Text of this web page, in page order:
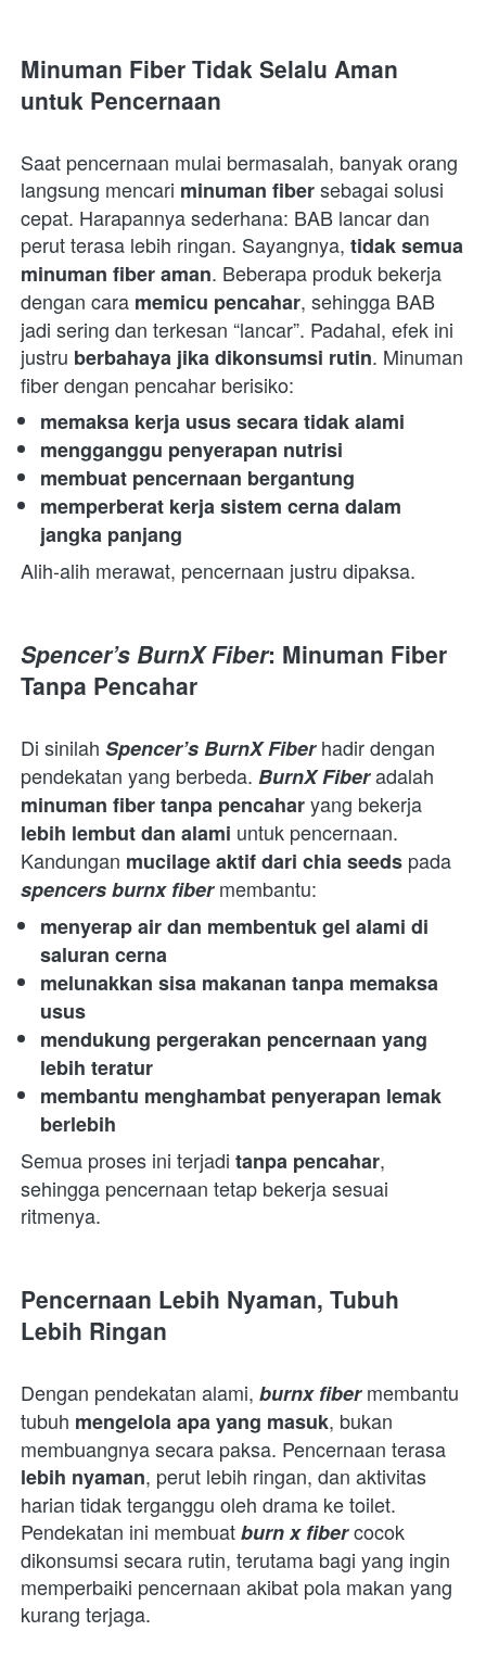
Minuman Fiber Tidak Selalu Aman
untuk Pencernaan
Saat pencernaan mulai bermasalah, banyak orang
langsung mencari minuman fiber sebagai solusi
cepat. Harapannya sederhana: BAB lancar dan
perut terasa lebih ringan. Sayangnya, tidak semua
minuman fiber aman. Beberapa produk bekerja
dengan cara memicu pencahar, sehingga BAB
jadi sering dan terkesan “lancar”. Padahal, efek ini
justru berbahaya jika dikonsumsi rutin. Minuman
fiber dengan pencahar berisiko:
memaksa kerja usus secara tidak alami
mengganggu penyerapan nutrisi
membuat pencernaan bergantung
memperberat kerja sistem cerna dalam
jangka panjang
Alih-alih merawat, pencernaan justru dipaksa.
Spencer’s BurnX Fiber: Minuman Fiber
Tanpa Pencahar
Di sinilah Spencer’s BurnX Fiber hadir dengan
pendekatan yang berbeda. BurnX Fiber
minuman fiber tanpa pencahar
lebih lembut dan alami untuk pencernaan.
Kandungan mucilage aktif dari chia seeds
spencers burnx fiber membantu:
menyerap air dan membentuk gel alami di
saluran cerna
melunakkan sisa makanan tanpa memaksa
usus
mendukung pergerakan pencernaan yang
lebih teratur
membantu menghambat penyerapan lemak
berlebih
Semua proses ini terjadi tanpa pencahar,
sehingga pencernaan tetap bekerja sesuai
ritmenya.
Pencernaan Lebih Nyaman, Tubuh
Lebih Ringan
Dengan pendekatan alami, burnx fiber membantu
tubuh mengelola apa yang masuk, bukan
lebih nyaman, perut lebih ringan, dan aktivitas
harian tidak terganggu oleh drama ke toilet.
Pendekatan ini membuat burn x fiber cocok
dikonsumsi secara rutin, terutama bagi yang ingin
memperbaiki pencernaan akibat pola makan yang
kurang terjaga.